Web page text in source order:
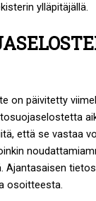
ylläpitäjällä.
on päivitetty
että se vastaa
Ajantasaisen
osoitteesta.